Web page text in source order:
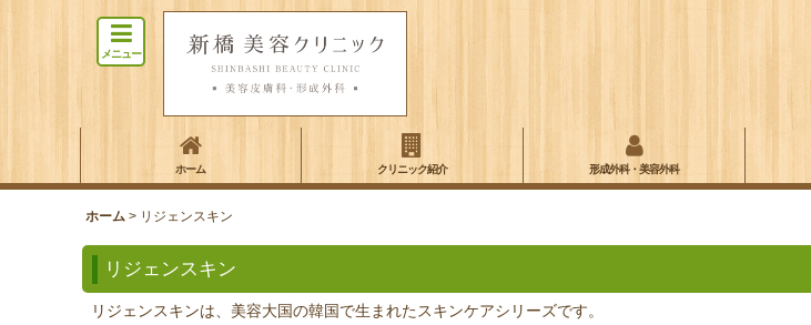
メニュー
ホーム クリニック紹介 形成外科・美容外科
ホーム > リジェンスキン
リジェンスキン
リジェンスキンは、美容大国の韓国で生まれたスキンケアシリーズです。